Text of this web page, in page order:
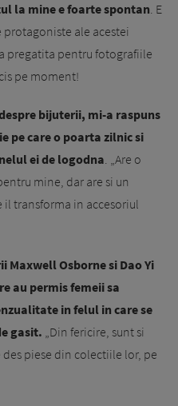
la mine e foarte spontan. E
ale acestei
pregatita pentru fotografiile
pe moment!
bijuterii, mi-a raspuns
pe care o poarta zilnic si
ei de logodna. „Are o
mine, dar are si un
il transforma in accesoriul
Maxwell Osborne si Dao Yi
au permis femeii sa
in felul in care se
gasit. „Din fericire, sunt si
piese din colectiile lor, pe